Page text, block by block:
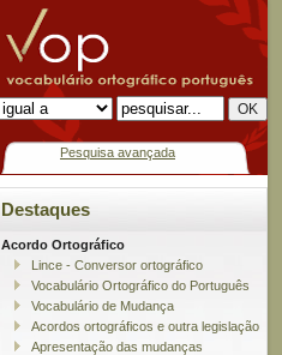
Pesquisa avançada
Destaques
Acordo Ortográfico
Lince - Conversor ortográfico
Vocabulário Ortográfico do Português
Vocabulário de Mudança
Acordos ortográficos e outra legislação
Apresentação das mudanças